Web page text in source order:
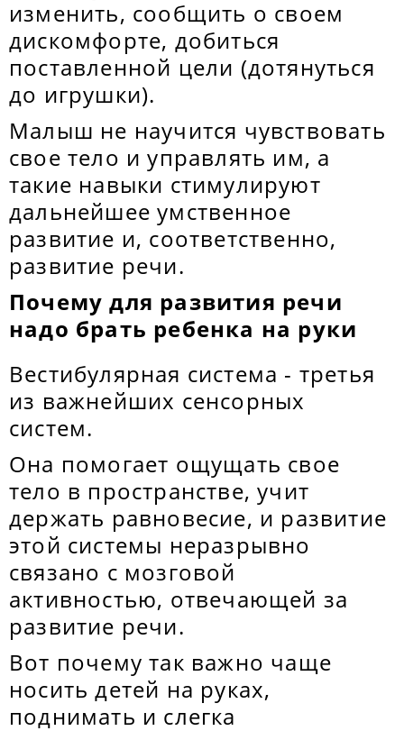
изменить, сообщить о своем
дискомфорте, добиться
поставленной цели (дотянуться
до игрушки).
Малыш не научится чувствовать
свое тело и управлять им, а
такие навыки стимулируют
дальнейшее умственное
развитие и, соответственно,
развитие речи.
Почему для развития речи
надо брать ребенка на руки
Вестибулярная система - третья
из важнейших сенсорных
систем.
Она помогает ощущать свое
тело в пространстве, учит
держать равновесие, и развитие
этой системы неразрывно
связано с мозговой
активностью, отвечающей за
развитие речи.
Вот почему так важно чаще
носить детей на руках,
поднимать и слегка